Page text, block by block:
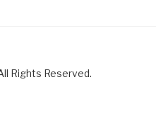
Rights Reserved.